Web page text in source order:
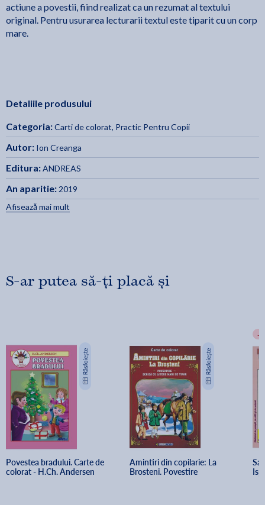
actiune a povestii, fiind realizat ca un rezumat al textului
original. Pentru usurarea lecturarii textul este tiparit cu un corp
mare.
Detaliile produsului
Categoria:Carti de colorat, Practic Pentru Copii
Autor: Ion Creanga
Editura:ANDREAS
An aparitie: 2019
Afisează mai mult
S-ar putea să-ți placă și
Povestea bradului. Carte de
colorat - H.Ch. Andersen
Amintiri din copilarie: La
Brosteni. Povestire
-